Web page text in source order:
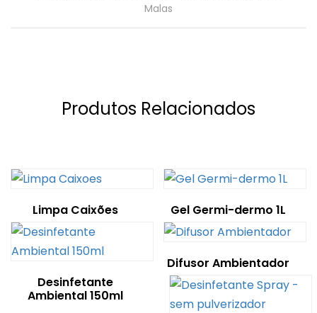
Malas
Produtos Relacionados
Limpa Caixões Gel Germi-dermo 1L
Desinfetante
Ambiental 150ml
Difusor Ambientador